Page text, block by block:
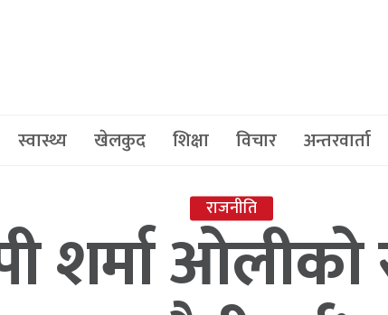
स्वास्थ्य खेलकुद शिक्षा विचार अन्तरवार्ता
राजनीति
शर्मा